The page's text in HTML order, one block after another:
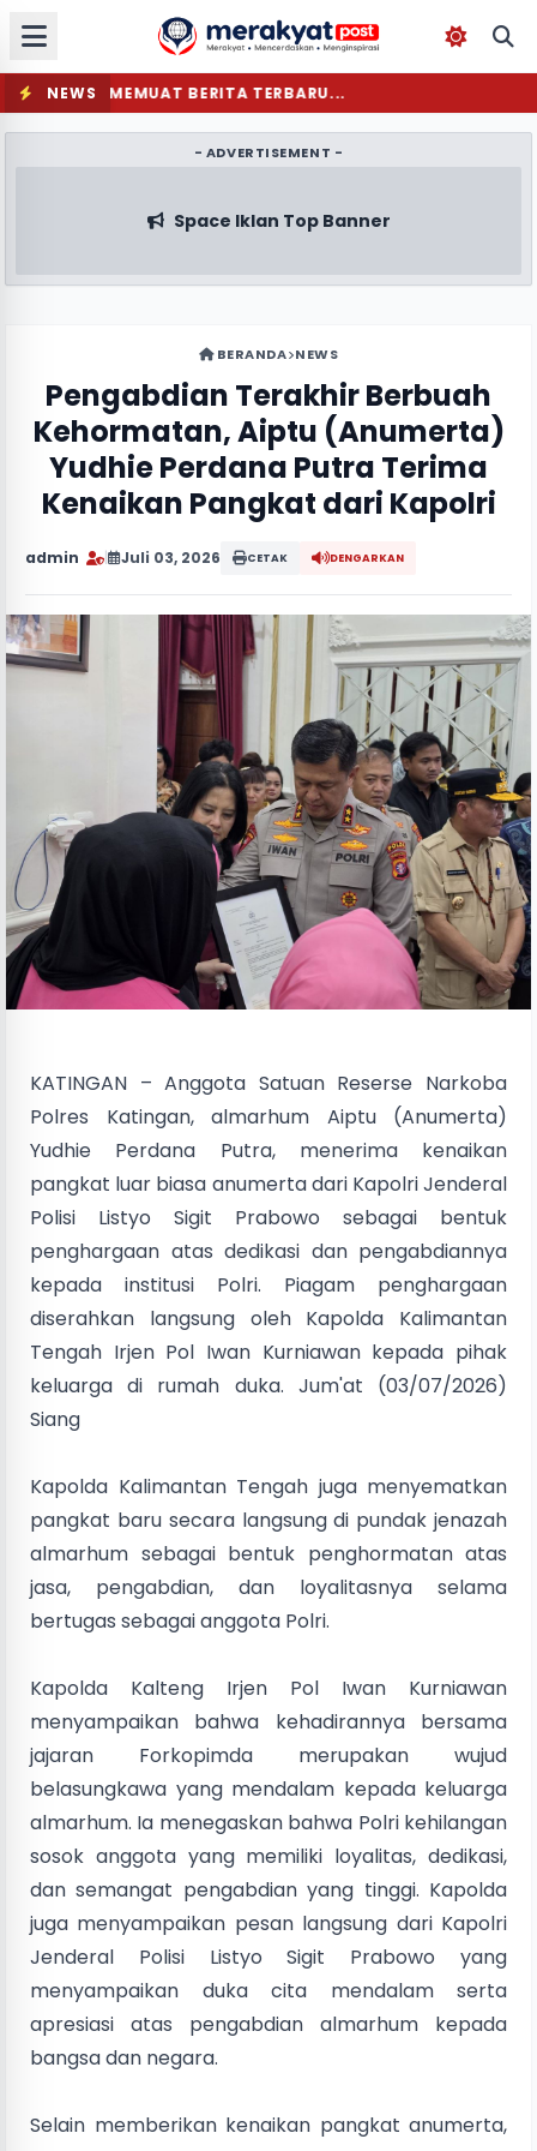
NEWS MEMUAT BERITA TERBARU...
- ADVERTISEMENT -
Space Iklan Top Banner
BERANDA NEWS
Pengabdian Terakhir Berbuah
Kehormatan, Aiptu (Anumerta)
Yudhie Perdana Putra Terima
Kenaikan Pangkat dari Kapolri
admin Juli 03, 2026 CETAK DENGARKAN
KATINGAN – Anggota Satuan Reserse Narkoba
Polres Katingan, almarhum Aiptu (Anumerta)
Yudhie Perdana Putra, menerima kenaikan
pangkat luar biasa anumerta dari Kapolri Jenderal
Polisi Listyo Sigit Prabowo sebagai bentuk
penghargaan atas dedikasi dan pengabdiannya
kepada institusi Polri. Piagam penghargaan
diserahkan langsung oleh Kapolda Kalimantan
Tengah Irjen Pol Iwan Kurniawan kepada pihak
keluarga di rumah duka. Jum'at (03/07/2026)
Siang
Kapolda Kalimantan Tengah juga menyematkan
pangkat baru secara langsung di pundak jenazah
almarhum sebagai bentuk penghormatan atas
jasa, pengabdian, dan loyalitasnya selama
bertugas sebagai anggota Polri.
Kapolda Kalteng Irjen Pol Iwan Kurniawan
menyampaikan bahwa kehadirannya bersama
jajaran Forkopimda merupakan wujud
belasungkawa yang mendalam kepada keluarga
almarhum. Ia menegaskan bahwa Polri kehilangan
sosok anggota yang memiliki loyalitas, dedikasi,
dan semangat pengabdian yang tinggi. Kapolda
juga menyampaikan pesan langsung dari Kapolri
Jenderal Polisi Listyo Sigit Prabowo yang
menyampaikan duka cita mendalam serta
apresiasi atas pengabdian almarhum kepada
bangsa dan negara.
Selain memberikan kenaikan pangkat anumerta,